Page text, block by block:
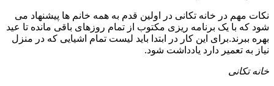
نکات مهم در خانه تکانی در اولین قدم به همه خانم ها پیشنهاد می
شود که با یک برنامه ریزی مکتوب از تمام روزهای باقی مانده تا عید
بهره ببرند.برای این کار در ابتدا باید لیست تمام اشیایی که در منزل
نیاز به تعمیر دارد یادداشت شود.
خانه تکانی